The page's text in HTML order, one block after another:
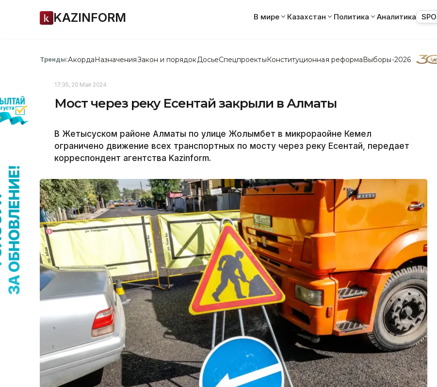
KAZINFORM В мире Казахстан Политика Аналитика
Тренды:АкордаНазначенияЗакон и порядок ДосьеСпецпроектыКонституционная реформаВыборы-2026
17:35, 20 Мая 2024
Мост через реку Есентай закрыли в Алматы
В Жетысуском районе Алматы по улице Жолымбет в микрораойне Кемел
ограничено движение всех транспортных по мосту через реку Есентай, передает
корреспондент агентства Kazinform.